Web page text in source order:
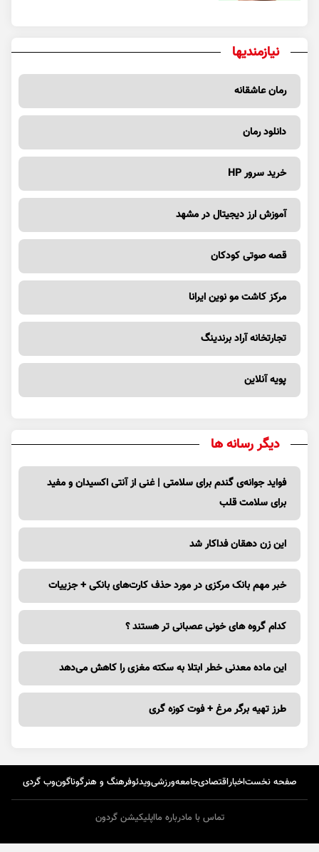
نیازمندیها
رمان عاشقانه
دانلود رمان
خرید سرور HP
آموزش ارز دیجیتال در مشهد
قصه صوتی کودکان
مرکز کاشت مو نوین ایرانا
تجارتخانه آراد برندینگ
پویه آنلاین
دیگر رسانه ها
فواید جوانه‌ی گندم برای سلامتی | غنی از آنتی اکسیدان و مفید
برای سلامت قلب
این زن دهقان فداکار شد
خبر مهم بانک مرکزی در مورد حذف کارت‌های بانکی + جزییات
کدام گروه های خونی عصبانی تر هستند ؟
این ماده معدنی خطر ابتلا به سکته مغزی را کاهش می‌دهد
طرز تهیه برگر مرغ + فوت کوزه گری
صفحه نخستاخباراقتصادیجامعهورزشیویدئوفرهنگ و هنرگوناگونوب گردی
تماس با مادرباره مااپلیکیشن گردون